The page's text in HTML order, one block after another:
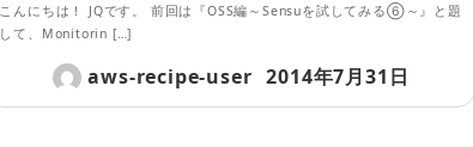
こんにちは！ JQです。 前回は『OSS編～Sensuを試してみる⑥～』と題
して、Monitorin […]
aws-recipe-user 2014年7月31日